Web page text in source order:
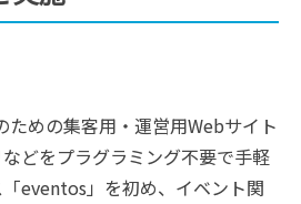
めの集客用・運営用Webサイト
どをプラグラミング不要で手軽
eventos」を初め、イベント関